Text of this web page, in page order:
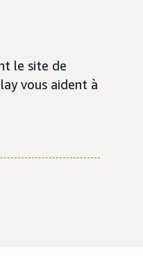
le site de
vous aident à